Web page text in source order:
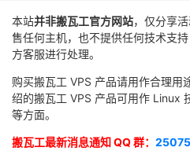
本站并非搬瓦工官方网站，仅分享
售任何主机，也不提供任何技术支
方客服进行处理。
购买搬瓦工 VPS 产品请用作合理用途
绍的搬瓦工 VPS 产品可用作 Linux
等方面。
搬瓦工最新消息通知 QQ 群：